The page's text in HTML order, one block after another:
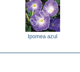
Ipomea azul